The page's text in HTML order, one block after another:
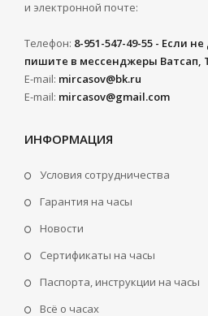
и электронной почте:
Телефон: 8-951-547-49-55 - Если
пишите в мессенджеры Ватсап,
E-mail: mircasov@bk.ru
E-mail: mircasov@gmail.com
ИНФОРМАЦИЯ
Условия сотрудничества
Гарантия на часы
Новости
Сертификаты на часы
Паспорта, инструкции на часы
Всё о часах